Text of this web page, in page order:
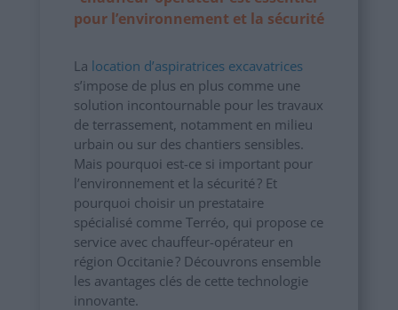
pour l’environnement et la sécurité
La location d’aspiratrices excavatrices
s’impose de plus en plus comme une
solution incontournable pour les travaux
de terrassement, notamment en milieu
urbain ou sur des chantiers sensibles.
Mais pourquoi est-ce si important pour
l’environnement et la sécurité ? Et
pourquoi choisir un prestataire
spécialisé comme Terréo, qui propose ce
service avec chauffeur-opérateur en
région Occitanie ? Découvrons ensemble
les avantages clés de cette technologie
innovante.